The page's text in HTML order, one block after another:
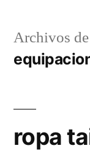
Archivos
ropa